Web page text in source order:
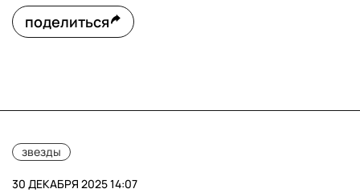
поделиться
звезды
30 ДЕКАБРЯ 2025 14:07